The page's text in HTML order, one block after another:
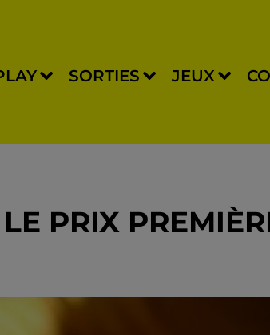
SORTIES JEUX
PRIX